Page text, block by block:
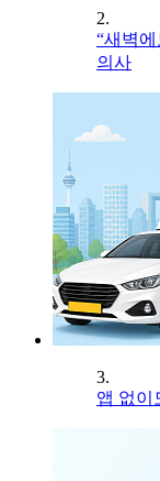
2.
“새벽
의사
3.
앱 없이